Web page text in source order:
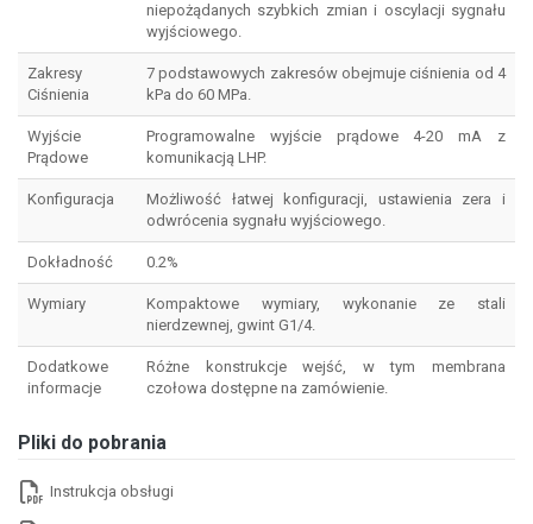
niepożądanych szybkich zmian i oscylacji sygnału
wyjściowego.
Zakresy
Ciśnienia
7 podstawowych zakresów obejmuje ciśnienia od 4
kPa do 60 MPa.
Wyjście
Prądowe
Programowalne wyjście prądowe 4-20 mA z
komunikacją LHP.
Konfiguracja
Możliwość łatwej konfiguracji, ustawienia zera i
odwrócenia sygnału wyjściowego.
Dokładność 0.2%
Wymiary
Kompaktowe wymiary, wykonanie ze stali
nierdzewnej, gwint G1/4.
Dodatkowe
informacje
Różne konstrukcje wejść, w tym membrana
czołowa dostępne na zamówienie.
Pliki do pobrania
Instrukcja obsługi